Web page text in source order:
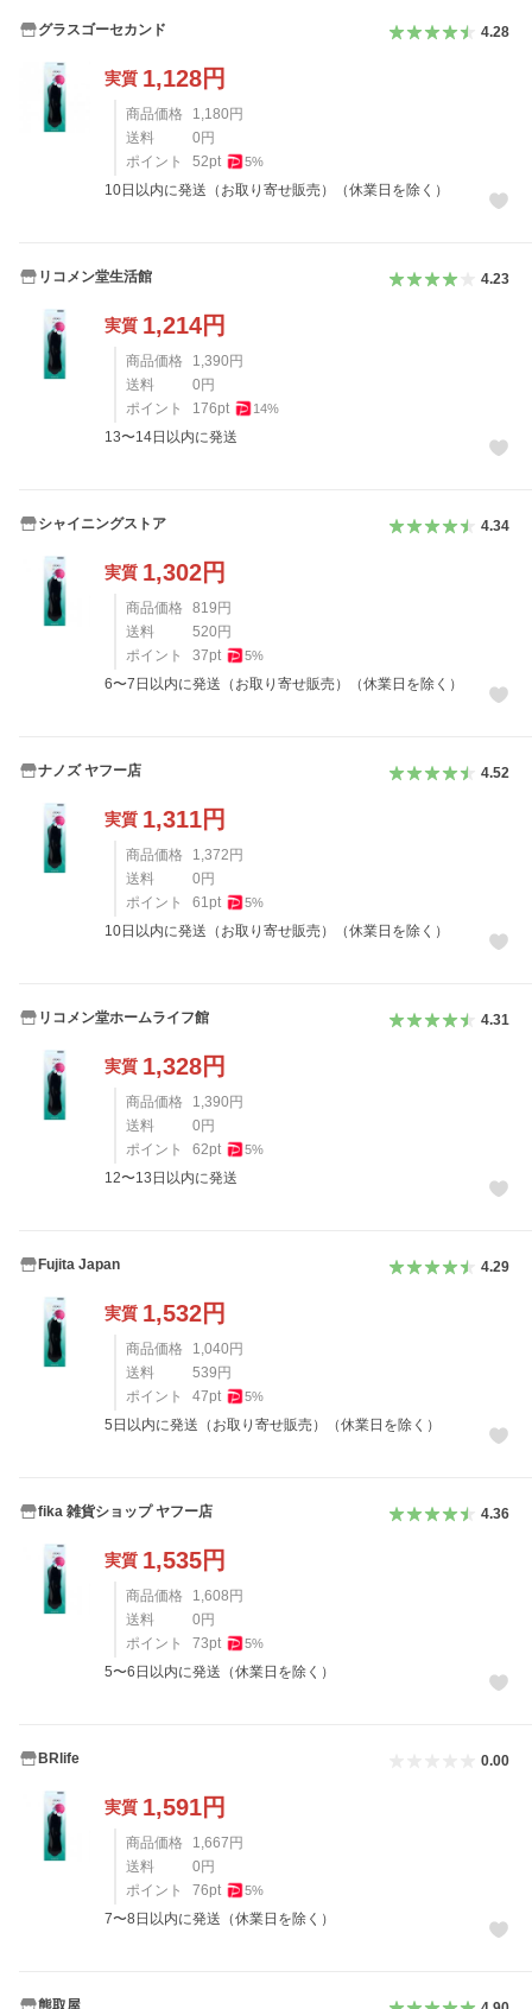
グラスゴーセカンド 4.28
実質 1,128円
商品価格 1,180 円
送料
0 円
ポイント
52pt 5%
10日以内に発送（お取り寄せ販売）（休業日を除く）
リコメン堂生活館 4.23
実質 1,214円
商品価格 1,390 円
送料
0 円
ポイント
176pt 14%
13〜14日以内に発送
シャイニングストア 4.34
実質 1,302円
商品価格 819 円
送料
520 円
ポイント
37pt 5%
6〜7日以内に発送（お取り寄せ販売）（休業日を除く）
ナノズ ヤフー店 4.52
実質 1,311円
商品価格 1,372 円
送料
0 円
ポイント
61pt 5%
10日以内に発送（お取り寄せ販売）（休業日を除く）
リコメン堂ホームライフ館 4.31
実質 1,328円
商品価格 1,390 円
送料
0 円
ポイント
62pt 5%
12〜13日以内に発送
Fujita Japan 4.29
実質 1,532円
商品価格 1,040 円
送料
539 円
ポイント
47pt 5%
5日以内に発送（お取り寄せ販売）（休業日を除く）
fika 雑貨ショップ ヤフー店 4.36
実質 1,535円
商品価格 1,608 円
送料
0 円
ポイント
73pt 5%
5〜6日以内に発送（休業日を除く）
BRlife 0.00
実質 1,591円
商品価格 1,667 円
送料
0 円
ポイント
76pt 5%
7〜8日以内に発送（休業日を除く）
熊取屋